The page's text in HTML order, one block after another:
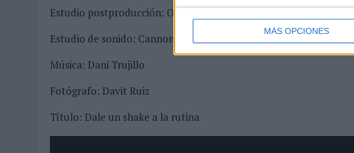
MÁS OPCIONES
Estudio postproducción: Only Postproduction
Estudio de sonido: Cannonball Sound
Música: Dani Trujillo
Fotógrafo: Davit Ruiz
Título: Dale un shake a la rutina